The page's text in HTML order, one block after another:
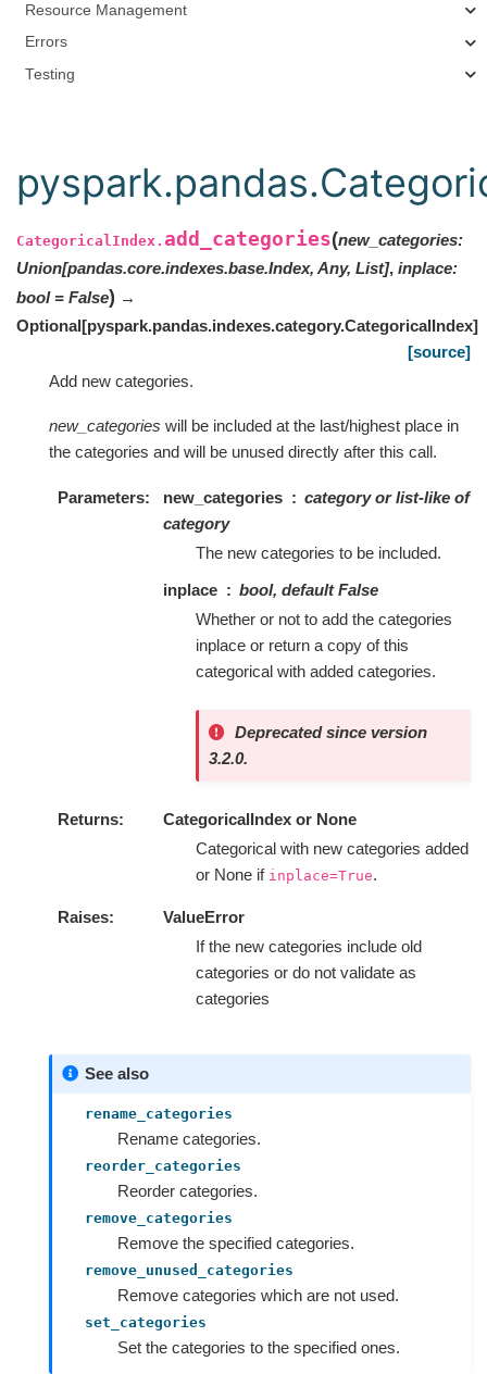
Resource Management
Errors
Testing
CategoricalIndex. add_categories(new_categories:
Union[pandas.core.indexes.base.Index, Any, List], inplace:
bool = False) →
Optional[pyspark.pandas.indexes.category.CategoricalIndex]
[source]
Add new categories.
new_categories will be included at the last/highest place in
the categories and will be unused directly after this call.
Parameters new_categories
category or list-like of
category
The new categories to be included.
inplace
bool, default False
Whether or not to add the categories
inplace or return a copy of this
categorical with added categories.
Deprecated since version
3.2.0.
Returns
CategoricalIndex or None
Categorical with new categories added
or None if inplace=True.
Raises
ValueError
If the new categories include old
categories or do not validate as
categories
See also
rename_categories
Rename categories.
reorder_categories
Reorder categories.
remove_categories
Remove the specified categories.
remove_unused_categories
Remove categories which are not used.
set_categories
Set the categories to the specified ones.